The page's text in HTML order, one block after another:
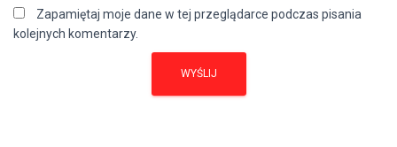
Zapamiętaj moje dane w tej przeglądarce podczas pisania
kolejnych komentarzy.